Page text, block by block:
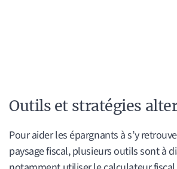
Outils et stratégies
Pour aider les épargnants à s’y
paysage fiscal, plusieurs outils sont à